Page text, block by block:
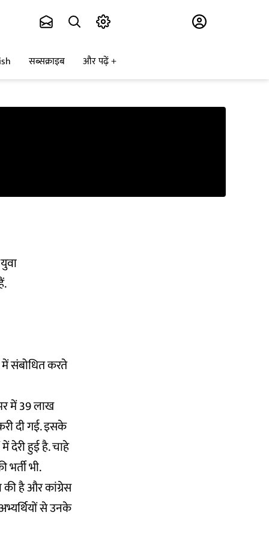
सब्सक्राइब और पढ़ें
में संबोधित करते
में 39 लाख
दी गई. इसके
देरी हुई है. चाहे
भी.
की है और कांग्रेस
से उनके